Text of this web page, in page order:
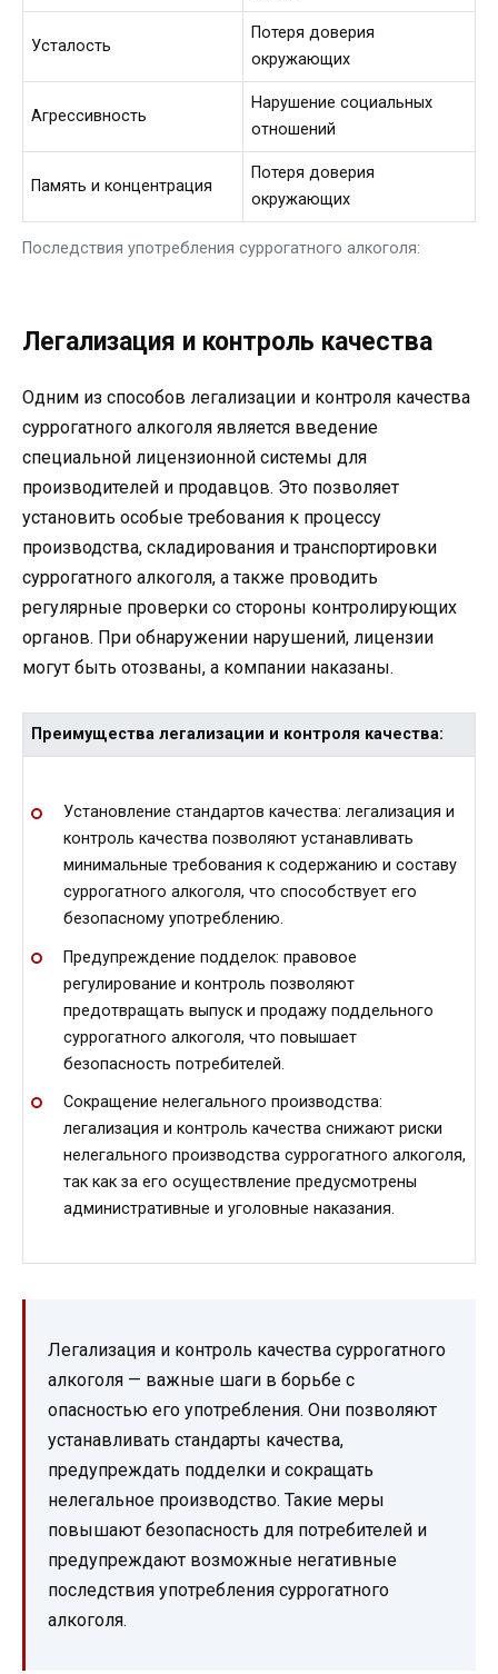
Последствия употребления суррогатного алкоголя:
Усталость
Потеря доверия
окружающих
Агрессивность
Нарушение социальных
отношений
Память и концентрация
Потеря доверия
окружающих
Легализация и контроль качества
Одним из способов легализации и контроля качества
суррогатного алкоголя является введение
специальной лицензионной системы для
производителей и продавцов. Это позволяет
установить особые требования к процессу
производства, складирования и транспортировки
суррогатного алкоголя, а также проводить
регулярные проверки со стороны контролирующих
органов. При обнаружении нарушений, лицензии
могут быть отозваны, а компании наказаны.
Преимущества легализации и контроля качества:
Установление стандартов качества: легализация и
контроль качества позволяют устанавливать
минимальные требования к содержанию и составу
суррогатного алкоголя, что способствует его
безопасному употреблению.
Предупреждение подделок: правовое
регулирование и контроль позволяют
предотвращать выпуск и продажу поддельного
суррогатного алкоголя, что повышает
безопасность потребителей.
Сокращение нелегального производства:
легализация и контроль качества снижают риски
нелегального производства суррогатного алкоголя,
так как за его осуществление предусмотрены
административные и уголовные наказания.
Легализация и контроль качества суррогатного
алкоголя — важные шаги в борьбе с
опасностью его употребления. Они позволяют
устанавливать стандарты качества,
предупреждать подделки и сокращать
нелегальное производство. Такие меры
повышают безопасность для потребителей и
предупреждают возможные негативные
последствия употребления суррогатного
алкоголя.